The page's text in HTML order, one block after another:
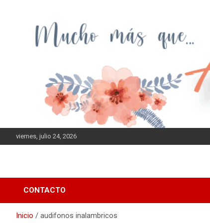
viernes, julio 24, 2026
CONTACTO
Inicio audifonos inalambricos